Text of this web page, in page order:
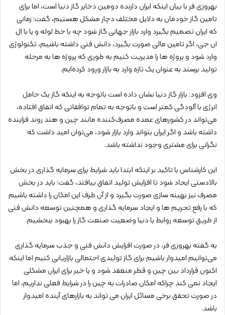
بهروزی فر با بیان اینکه ایران دارنده دومین ذخایر گاز دنیا است، اما برای
تامین گاز خودمان به دلایل مختلف دچار مشکل هستیم، گفت: زمانی
که ایران تصمیم بگیرد وارد بازار جهانی گاز شود چه با خط لوله و یا با ال
ان جی، اگر تامین مالی صورت بگیرد، دانش فنی داشته باشیم، تکنولوژی
وارد شود و پروژه ها را مدیریت کنیم به طوری که پروژه ها به مرحله
تولید برسند به عنوان یک تازه وارد به بازار ورود کرده‌ایم.
وی افزود: بازار گاز دنیا نشان داده است باتوجه به اینکه گاز یک حامل
انرژی با آلودگی کمتر است و باتوجه به تمام توافقاتی که اتفاق افتاده،
می‌تواند در کشورهای عمده مصرف‌کننده مانند چین و هند روند فزاینده
داشته باشد و اگر ایران بتواند وارد بازار شود، می‌توان امید داشت که
نگرانی برای مشتری وجود نداشته باشد.
این کارشناس با تاکید بر اینکه ابتدا باید شرایط برای سرمایه گذاری در بخش
بالادستی ایجاد شود تا افزایش تولید اتفاق بیافتد، گفت: باید در بخش
مصرف نیز بهینه سازی صورت بگیرد و از آن طرف این امکان را داشته باشیم
که با رفع تحریم ها و ایجاد سرمایه گذاری و همچنین توسعه دانش فنی
از طریق توسعه روابط با دنیا وضعیت صنعت گاز را بهبود ببخشیم.
به گفته بهروزی فر، در صورت افزایش دانش فنی و جذب سرمایه گذاری
می‌توانیم امیدوار باشیم برای گاز تولیدی احتمالی بازاریابی کنیم اما اینکه
اکنون قرارداد بین چین و قطر منعقد شود و یا خیر برای ایران مشکلی
ایجاد نمی کند چراکه امکان صادرات به چین را در شرایط فعلی نداریم، اما
در صورت تحقق برخی مسائل ایران می تواند به بازارهای آینده امیدوار
باشد.